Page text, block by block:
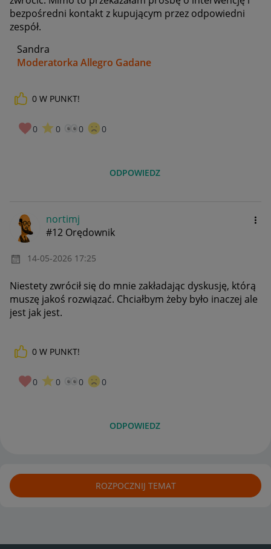
bezpośredni kontakt z kupującym przez odpowiedni
zespół.
Sandra
Moderatorka Allegro Gadane
0 W PUNKT!
0 0 0 0
ODPOWIEDZ
nortimj
#12 Orędownik
‎14-05-2026 17:25
Niestety zwrócił się do mnie zakładając dyskusję, którą
muszę jakoś rozwiązać. Chciałbym żeby było inaczej ale
jest jak jest.
0 W PUNKT!
0 0 0 0
ODPOWIEDZ
ROZPOCZNIJ TEMAT